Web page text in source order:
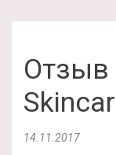
Отзыв
14.11.2017